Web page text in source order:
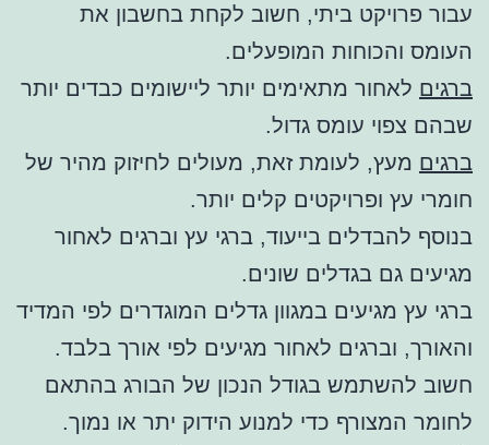
עבור פרויקט ביתי, חשוב לקחת בחשבון את
העומס והכוחות המופעלים.
ברגים לאחור מתאימים יותר ליישומים כבדים יותר
שבהם צפוי עומס גדול.
ברגים מעץ, לעומת זאת, מעולים לחיזוק מהיר של
חומרי עץ ופרויקטים קלים יותר.
בנוסף להבדלים בייעוד, ברגי עץ וברגים לאחור
מגיעים גם בגדלים שונים.
ברגי עץ מגיעים במגוון גדלים המוגדרים לפי המדיד
והאורך, וברגים לאחור מגיעים לפי אורך בלבד.
חשוב להשתמש בגודל הנכון של הבורג בהתאם
לחומר המצורף כדי למנוע הידוק יתר או נמוך.